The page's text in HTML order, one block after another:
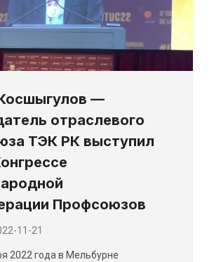
—
отраслевого
ТЭК РК выступил
Профсоюзов
11-21
2022 года в Мельбурне